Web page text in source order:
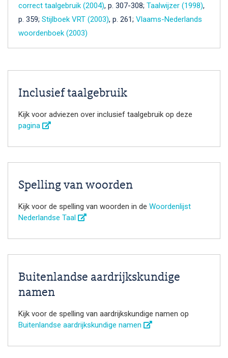
correct taalgebruik (2004), p. 307-308; Taalwijzer (1998),
p. 359; Stijlboek VRT (2003), p. 261; Vlaams-Nederlands
woordenboek (2003)
Inclusief taalgebruik
Kijk voor adviezen over inclusief taalgebruik op deze
pagina
Spelling van woorden
Kijk voor de spelling van woorden in de Woordenlijst
Nederlandse Taal
Buitenlandse aardrijkskundige
namen
Kijk voor de spelling van aardrijkskundige namen op
Buitenlandse aardrijkskundige namen